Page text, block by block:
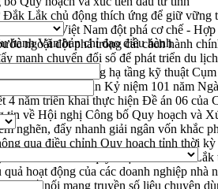
Đắk Lắk chủ động thích ứng để giữ vững
tế tư nhân Việt Nam đột phá cơ chế -
ngoặt đột phá trong cải cách hành
mạnh chuyển đổi số để phát triển du
Đầu tư xây dựng hạ tầng kỹ thuật
quan báo chí nhân Kỷ niệm 101 năm
4 năm triển khai thực hiện Đề án 06 của
tin về Hội nghị Công bố Quy hoạch và
nghẽn, đẩy nhanh giải ngân vốn khắc
qua điều chỉnh Quy hoạch tỉnh thời kỳ
hồ sơ điều chỉnh quy hoạch tỉnh Đắk
quả hoạt động của các doanh nghiệp nhà
kết nối mạng truyền số liệu chuyên
hành Văn bản chỉ đạo điều hành